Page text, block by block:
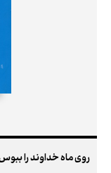
روی ماه خداوند را